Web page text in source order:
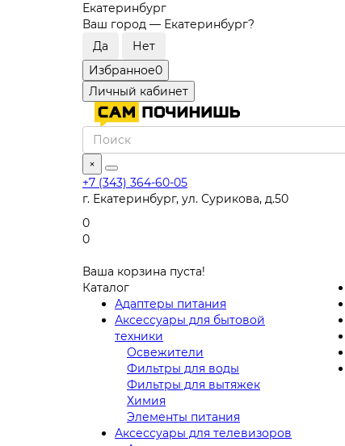
Екатеринбург
Ваш город — Екатеринбург?
Избранное0
Личный кабинет
×
+7 (343) 364-60-05
г. Екатеринбург, ул. Сурикова, д.50
0
0
Ваша корзина пуста!
Каталог
Адаптеры питания
Аксессуары для бытовой
техники
Освежители
Фильтры для воды
Фильтры для вытяжек
Химия
Элементы питания
Аксессуары для телевизоров